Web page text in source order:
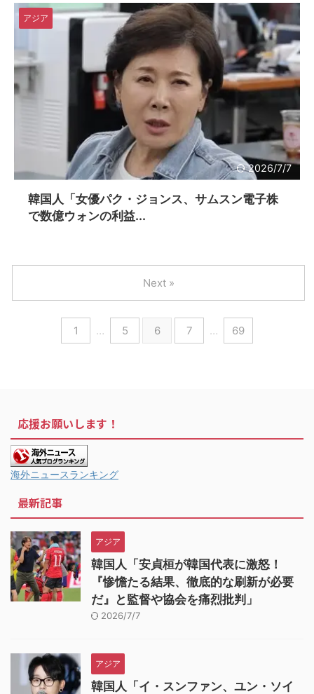
2026/7/7
アジア
韓国人「女優パク・ジョンス、サムスン電子株
で数億ウォンの利益...
1 … 5 6 7 … 69
Next »
応援お願いします！
海外ニュースランキング
最新記事
アジア
韓国人「安貞桓が韓国代表に激怒！
『惨憺たる結果、徹底的な刷新が必要
だ』と監督や協会を痛烈批判」
2026/7/7
アジア
韓国人「イ・スンファン、ユン・ソイ